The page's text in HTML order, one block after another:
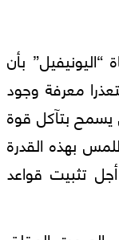
بأن
معرفة وجود
يسمح بتآكل قوة
بهذه القدرة
تثبيت قواعد